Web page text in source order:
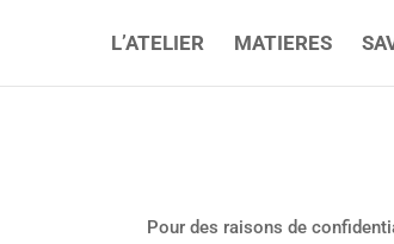
L’ATELIER MATIERES
Pour des raisons de